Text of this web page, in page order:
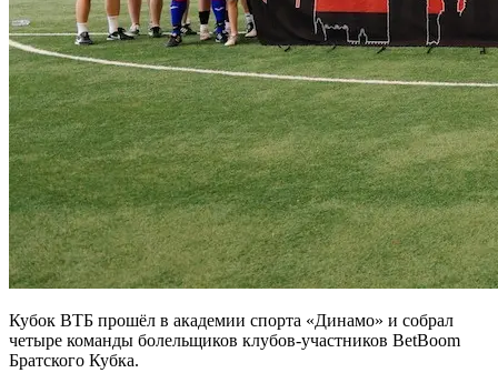
Кубок ВТБ прошёл в академии спорта «Динамо» и собрал
четыре команды болельщиков клубов-участников BetBoom
Братского Кубка.